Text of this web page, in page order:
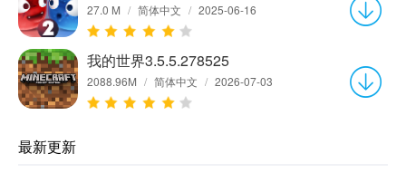
27.0 M / 简体中文 / 2025-06-16
我的世界3.5.5.278525
2088.96M / 简体中文 / 2026-07-03
最新更新